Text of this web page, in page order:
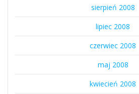
sierpień 2008
lipiec 2008
czerwiec 2008
maj 2008
kwiecień 2008